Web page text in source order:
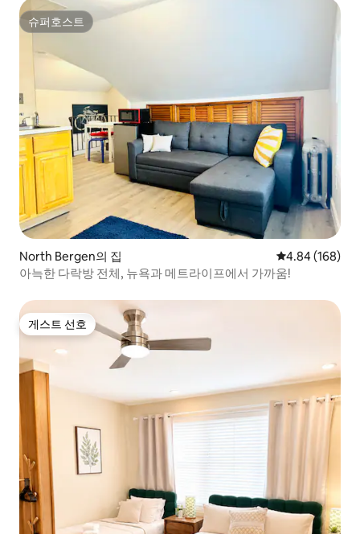
슈퍼호스트
슈퍼호스트
North Bergen의 집 평점 4.84점(5
4.84 (168)
아늑한 다락방 전체, 뉴욕과 메트라이프에서 가까움!
게스트 선호
게스트 선호